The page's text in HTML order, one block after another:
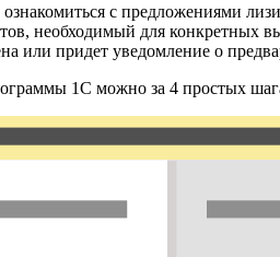
с предложениями
необходимый для конкретных
или придет уведомление о
1С можно за 4 простых